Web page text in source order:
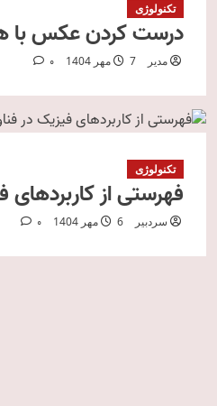
تکنولوژی
درست کردن عکس
مدیر 7 مهر 1404 0
تکنولوژی
فهرستی از کاربردهای
سردبیر 6 مهر 1404 0